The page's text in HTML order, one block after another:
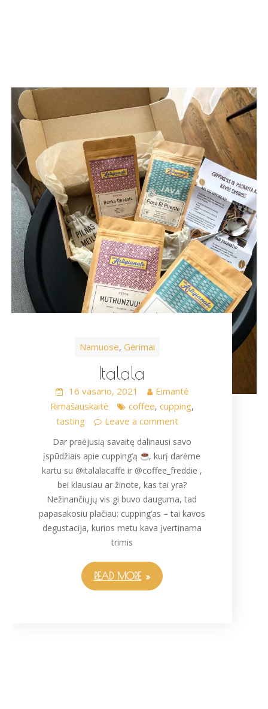
Namuose,Gėrimai
Italala
16 vasario, 2021
Eimantė
Rimašauskaitė
coffee, cupping,
tasting Leave a comment
Dar praėjusią savaitę dalinausi savo
įspūdžiais apie cupping’ą
, kurį darėme
kartu su @italalacaffe ir @coffee_freddie ,
bei klausiau ar žinote, kas tai yra?
Nežinančiųjų vis gi buvo dauguma, tad
papasakosiu plačiau: cupping’as – tai kavos
degustacija, kurios metu kava įvertinama
trimis
READ MORE